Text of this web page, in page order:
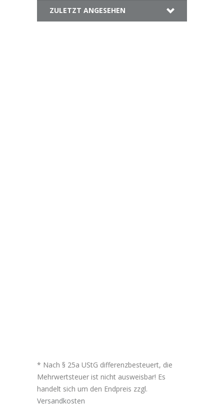
ZULETZT ANGESEHEN
* Nach § 25a UStG differenzbesteuert, die
Mehrwertsteuer ist nicht ausweisbar! Es
handelt sich um den Endpreis zzgl.
Versandkosten